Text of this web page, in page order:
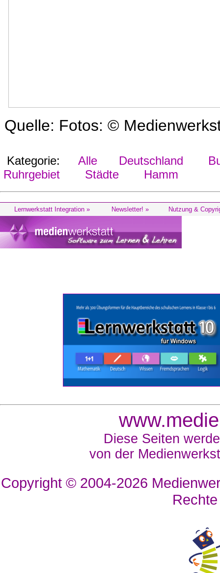
Quelle: Fotos: ©
Kategorie: Alle Deutschland
Ruhrgebiet
Städte Hamm
Lernwerkstatt Integration » Newsletter! » Nutzung &
Diese Seiten
von der
Copyright © 2004-2026